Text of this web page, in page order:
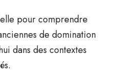
pour comprendre
de domination
dans des contextes